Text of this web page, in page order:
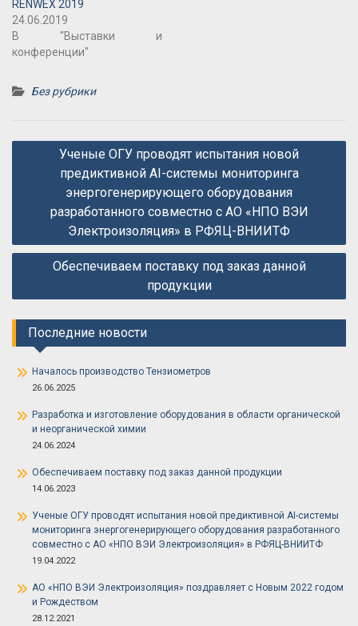
RENWEX 2019
24.06.2019
В "Выставки и
конференции"
Без рубрики
Навигация
записям
Ученые ОГУ проводят испытания новой
предиктивной AI-системы мониторинга
энергогенерирующего оборудования
разработанного совместно с АО «НПО ВЭИ
Электроизоляция» в РФЯЦ-ВНИИТФ
Обеспечиваем поставку под заказ данной
продукции
Последние новости
Началось производство Тензиометров
26.06.2025
Разработка и изготовление оборудования в области органической
и неорганической химии
24.06.2024
Обеспечиваем поставку под заказ данной продукции
14.06.2023
Ученые ОГУ проводят испытания новой предиктивной AI-системы
мониторинга энергогенерирующего оборудования разработанного
совместно с АО «НПО ВЭИ Электроизоляция» в РФЯЦ-ВНИИТФ
19.04.2022
АО «НПО ВЭИ Электроизоляция» поздравляет с Новым 2022 годом
и Рождеством
28.12.2021